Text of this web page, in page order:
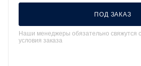
ПОД ЗАКАЗ
Наши менеджеры обязательно свяжутся
условия заказа